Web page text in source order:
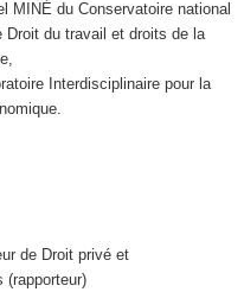
MINÉ du Conservatoire national
du travail et droits de la
Interdisciplinaire pour la
de Droit privé et
(rapporteur)